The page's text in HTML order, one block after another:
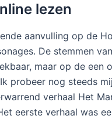
lezen
aanvulling op de
De stemmen
maar op de
probeer nog steeds
verhaal Het
eerste verhaal was